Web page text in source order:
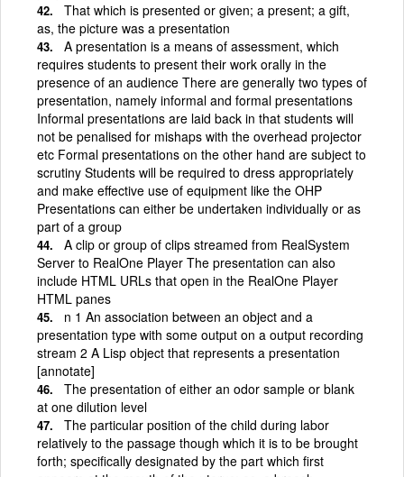
That which is presented or given; a present; a gift,
as, the picture was a presentation
A presentation is a means of assessment, which
requires students to present their work orally in the
presence of an audience There are generally two types of
presentation, namely informal and formal presentations
Informal presentations are laid back in that students will
not be penalised for mishaps with the overhead projector
etc Formal presentations on the other hand are subject to
scrutiny Students will be required to dress appropriately
and make effective use of equipment like the OHP
Presentations can either be undertaken individually or as
part of a group
A clip or group of clips streamed from RealSystem
Server to RealOne Player The presentation can also
include HTML URLs that open in the RealOne Player
HTML panes
n 1 An association between an object and a
presentation type with some output on a output recording
stream 2 A Lisp object that represents a presentation
[annotate]
The presentation of either an odor sample or blank
at one dilution level
The particular position of the child during labor
relatively to the passage though which it is to be brought
forth; specifically designated by the part which first